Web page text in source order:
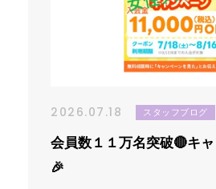
ニュース
お問い合わ
運営情報
2026.07.18 スタッフブログ
会員数１１万名突破🔴キャ
🎉